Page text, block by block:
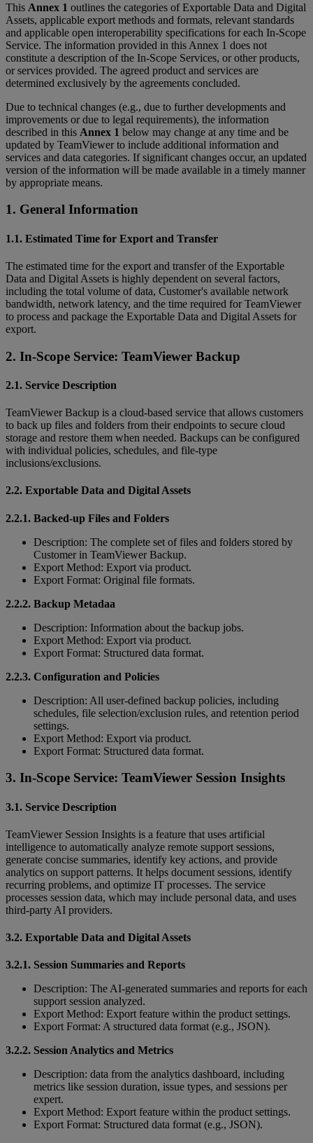
This Annex 1 outlines the categories of Exportable Data and Digital
Assets, applicable export methods and formats, relevant standards
and applicable open interoperability specifications for each In-Scope
Service. The information provided in this Annex 1 does not
constitute a description of the In-Scope Services, or other products,
or services provided. The agreed product and services are
determined exclusively by the agreements concluded.
Due to technical changes (e.g., due to further developments and
improvements or due to legal requirements), the information
described in this Annex 1 below may change at any time and be
updated by TeamViewer to include additional information and
services and data categories. If significant changes occur, an updated
version of the information will be made available in a timely manner
by appropriate means.
1. General Information
1.1. Estimated Time for Export and Transfer
The estimated time for the export and transfer of the Exportable
Data and Digital Assets is highly dependent on several factors,
including the total volume of data, Customer's available network
bandwidth, network latency, and the time required for TeamViewer
to process and package the Exportable Data and Digital Assets for
export.
2. In-Scope Service: TeamViewer Backup
2.1. Service Description
TeamViewer Backup is a cloud-based service that allows customers
to back up files and folders from their endpoints to secure cloud
storage and restore them when needed. Backups can be configured
with individual policies, schedules, and file-type
inclusions/exclusions.
2.2. Exportable Data and Digital Assets
2.2.1. Backed-up Files and Folders
Description: The complete set of files and folders stored by
Customer in TeamViewer Backup.
Export Method: Export via product.
Export Format: Original file formats.
2.2.2. Backup Metadaa
Description: Information about the backup jobs.
Export Method: Export via product.
Export Format: Structured data format.
2.2.3. Configuration and Policies
Description: All user-defined backup policies, including
schedules, file selection/exclusion rules, and retention period
settings.
Export Method: Export via product.
Export Format: Structured data format.
3. In-Scope Service: TeamViewer Session Insights
3.1. Service Description
TeamViewer Session Insights is a feature that uses artificial
intelligence to automatically analyze remote support sessions,
generate concise summaries, identify key actions, and provide
analytics on support patterns. It helps document sessions, identify
recurring problems, and optimize IT processes. The service
processes session data, which may include personal data, and uses
third-party AI providers.
3.2. Exportable Data and Digital Assets
3.2.1. Session Summaries and Reports
Description: The AI-generated summaries and reports for each
support session analyzed.
Export Method: Export feature within the product settings.
Export Format: A structured data format (e.g., JSON).
3.2.2. Session Analytics and Metrics
Description: data from the analytics dashboard, including
metrics like session duration, issue types, and sessions per
expert.
Export Method: Export feature within the product settings.
Export Format: Structured data format (e.g., JSON).